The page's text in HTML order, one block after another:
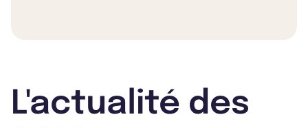
L'actualité des